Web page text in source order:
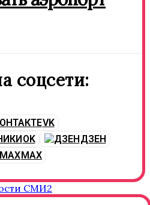
соцсети:
VK
OK
ДЗЕН
MAX
СМИ2